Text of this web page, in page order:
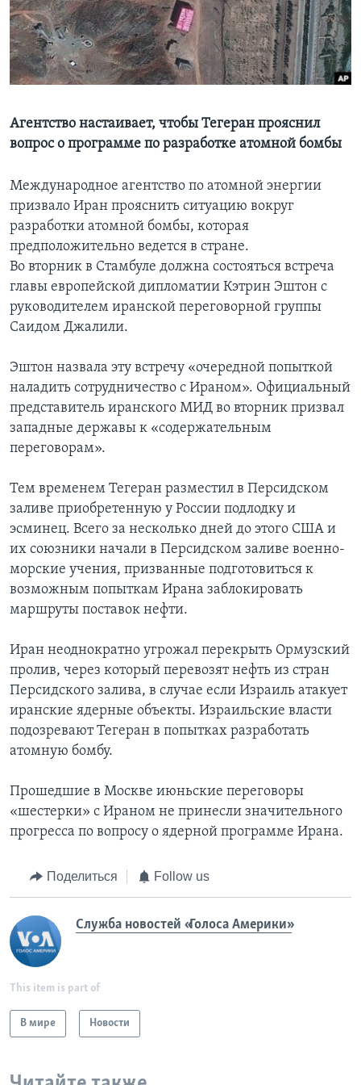
Learning English
СОЦИАЛЬНЫЕ СЕТИ
Языки
Агентство настаивает, чтобы Тегеран прояснил
вопрос о программе по разработке атомной бомбы
Международное агентство по атомной энергии
призвало Иран прояснить ситуацию вокруг
разработки атомной бомбы, которая
предположительно ведется в стране.
Во вторник в Стамбуле должна состояться встреча
главы европейской дипломатии Кэтрин Эштон с
руководителем иранской переговорной группы
Саидом Джалили.
Эштон назвала эту встречу «очередной попыткой
наладить сотрудничество с Ираном». Официальный
представитель иранского МИД во вторник призвал
западные державы к «содержательным
переговорам».
Тем временем Тегеран разместил в Персидском
заливе приобретенную у России подлодку и
эсминец. Всего за несколько дней до этого США и
их союзники начали в Персидском заливе военно-
морские учения, призванные подготовиться к
возможным попыткам Ирана заблокировать
маршруты поставок нефти.
Иран неоднократно угрожал перекрыть Ормузский
пролив, через который перевозят нефть из стран
Персидского залива, в случае если Израиль атакует
иранские ядерные объекты. Израильские власти
подозревают Тегеран в попытках разработать
атомную бомбу.
Прошедшие в Москве июньские переговоры
«шестерки» с Ираном не принесли значительного
прогресса по вопросу о ядерной программе Ирана.
Поделиться Follow us
Служба новостей «Голоса Америки»
This item is part of
В мире Новости